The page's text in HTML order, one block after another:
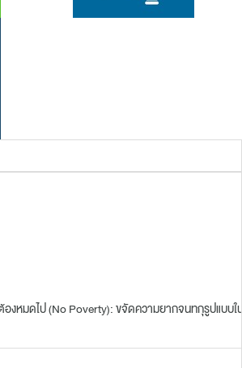
องหมดไป (No Poverty): ขจัดความยากจนทกุรูปแบ